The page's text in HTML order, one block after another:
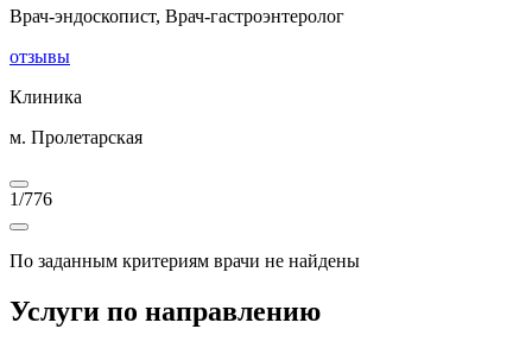
Врач-эндоскопист, Врач-гастроэнтеролог
отзывы
Клиника
м. Пролетарская
1/776
По заданным критериям врачи не найдены
Услуги по направлению